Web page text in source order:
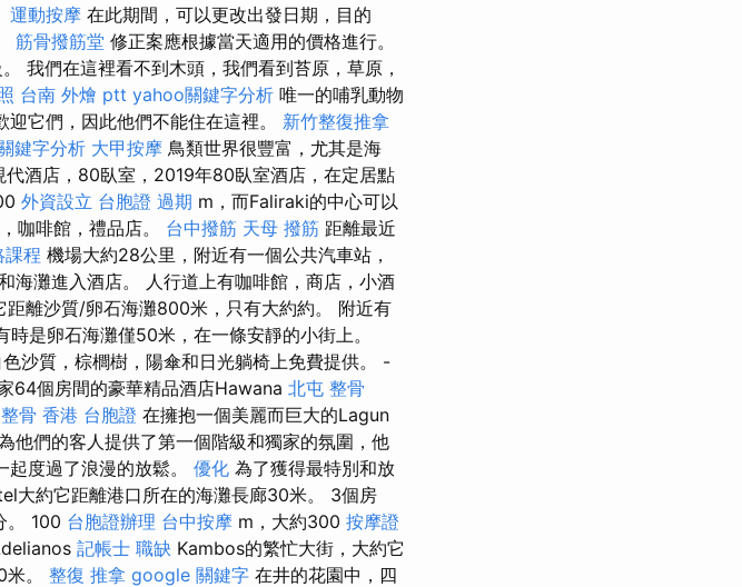
運動按摩 在此期間，可以更改出發日期，目的
筋骨撥筋堂 修正案應根據當天適用的價格進行。
我們在這裡看不到木頭，我們看到苔原，草原，
台南 外燴 ptt yahoo關鍵字分析 唯一的哺乳動物
它們，因此他們不能住在這裡。 新竹整復推拿
鍵字分析 大甲按摩 鳥類世界很豐富，尤其是海
代酒店，80臥室，2019年80臥室酒店，在定居點
外資設立 台胞證 過期 m，而Faliraki的中心可以
咖啡館，禮品店。 台中撥筋 天母 撥筋 距離最近
課程 機場大約28公里，附近有一個公共汽車站，
海灘進入酒店。 人行道上有咖啡館，商店，小酒
離沙質/卵石海灘800米，只有大約約。 附近有
是卵石海灘僅50米，在一條安靜的小街上。
沙質，棕櫚樹，陽傘和日光躺椅上免費提供。 -
64個房間的豪華精品酒店Hawana 北屯 整骨
骨 香港 台胞證 在擁抱一個美麗而巨大的Lagun
他們的客人提供了第一個階級和獨家的氛圍，他
度過了浪漫的放鬆。 優化 為了獲得最特別和放
大約它距離港口所在的海灘長廊30米。 3個房
。 100 台胞證辦理 台中按摩 m，大約300 按摩證
記帳士 職缺 Kambos的繁忙大街，大約它
。 整復 推拿 google 關鍵字 在井的花園中，四